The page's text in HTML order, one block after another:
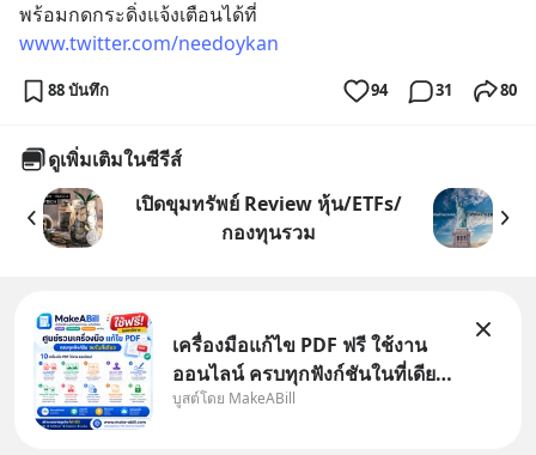
www.twitter.com/needoykan
88 บันทึก 94 31 80
ดูเพิ่มเติมในซีรีส์
เปิดขุมทรัพย์ Review หุ้น/ETFs/
กองทุนรวม
เครื่องมือแก้ไข PDF ฟรี ใช้งาน
ออนไลน์ ครบทุกฟังก์ชันในที่เดียว
| MakeABill ทุกวันนี้ไฟล์ PDF
บูสต์โดย MakeABill